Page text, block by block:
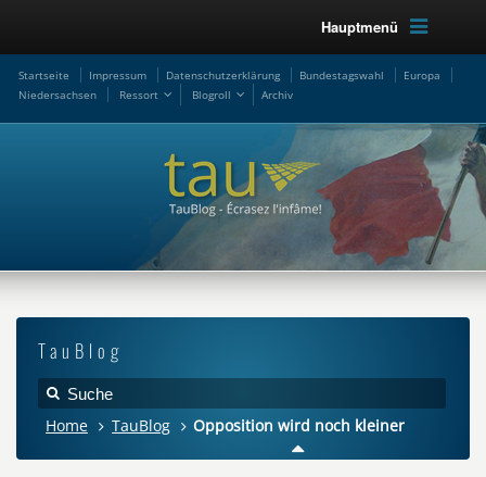
Hauptmenü
Startseite Impressum Datenschutzerklärung Bundestagswahl
Europa
Niedersachsen
Ressort Blogroll Archiv
TauBlog
Home TauBlog Opposition wird noch kleiner